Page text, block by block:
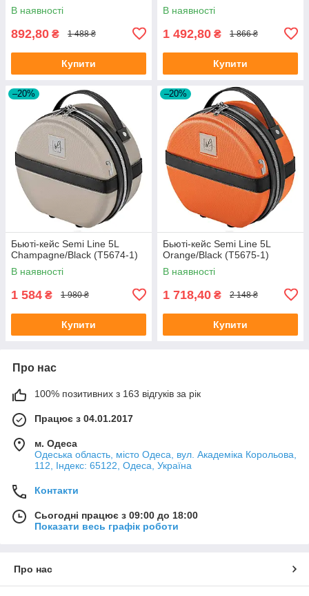
В наявності
892,80 ₴ 1 488 ₴
Купити
В наявності
1 492,80 ₴ 1 866 ₴
Купити
–20%
Бьюті-кейс Semi Line 5L
Champagne/Black (T5674-1)
В наявності
1 584 ₴ 1 980 ₴
Купити
–20%
Бьюті-кейс Semi Line 5L
Orange/Black (T5675-1)
В наявності
1 718,40 ₴ 2 148 ₴
Купити
Про нас
100% позитивних з 163 відгуків за рік
Працює з 04.01.2017
м. Одеса
Одеська область, місто Одеса, вул. Академіка Корольова,
112, Індекс: 65122, Одеса, Україна
Контакти
Сьогодні працює з 09:00 до 18:00
Показати весь графік роботи
Про нас